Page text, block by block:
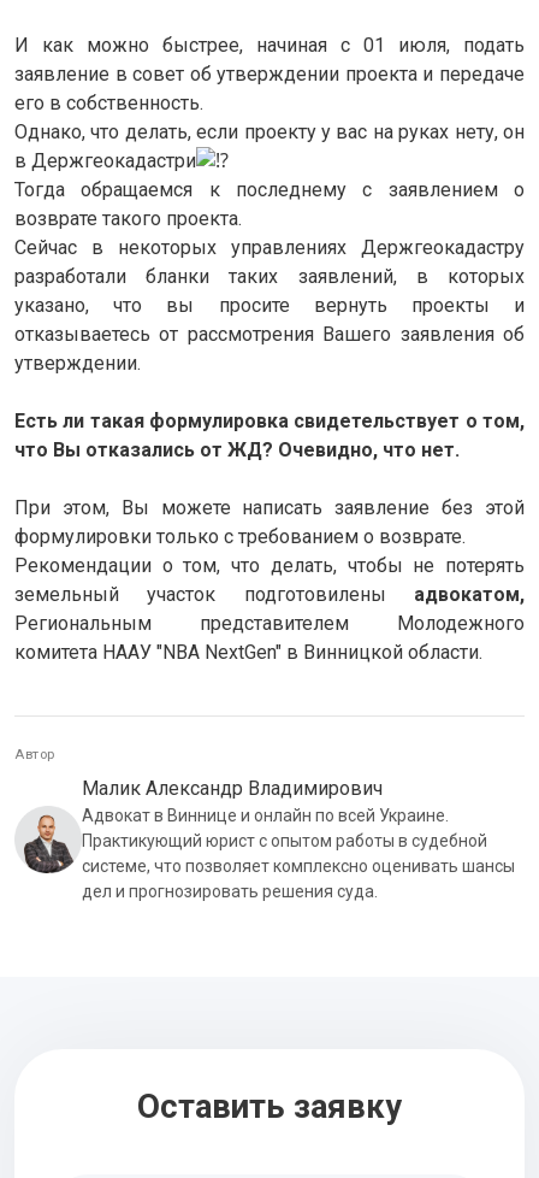
И как можно быстрее, начиная с 01 июля, подать
заявление в совет об утверждении проекта и передаче
его в собственность.
Однако, что делать, если проекту у вас на руках нету, он
в Держгеокадастри
Тогда обращаемся к последнему с заявлением о
возврате такого проекта.
Сейчас в некоторых управлениях Держгеокадастру
разработали бланки таких заявлений, в которых
указано, что вы просите вернуть проекты и
отказываетесь от рассмотрения Вашего заявления об
утверждении.
Есть ли такая формулировка свидетельствует о том,
что Вы отказались от ЖД? Очевидно, что нет.
При этом, Вы можете написать заявление без этой
формулировки только с требованием о возврате.
Рекомендации о том, что делать, чтобы не потерять
земельный участок подготовилены адвокатом,
Региональным представителем Молодежного
комитета НААУ "NBA NextGen" в Винницкой области.
Автор
Малик Александр Владимирович
Адвокат в Виннице и онлайн по всей Украине.
Практикующий юрист с опытом работы в судебной
системе, что позволяет комплексно оценивать шансы
дел и прогнозировать решения суда.
Оставить заявку